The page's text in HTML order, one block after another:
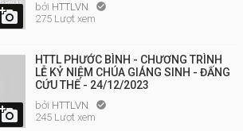
 bởi HTTLVN 
275 Lượt xem

HTTL PHƯỚC BÌNH - CHƯƠNG TRÌNH
LỄ KỶ NIỆM CHÚA GIÁNG SINH - ĐẤNG
CỨU THẾ - 24/12/2023
bởi HTTLVN 
245 Lượt xem